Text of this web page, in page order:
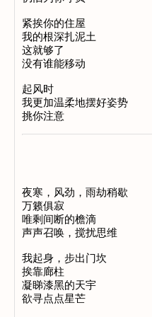
紧挨你的住屋
我的根深扎泥土
这就够了
没有谁能移动
起风时
我更加温柔地摆好姿势
挑你注意
夜寒，风劲，雨劫稍歇
万籁俱寂
唯剩间断的檐滴
声声召唤，搅扰思维
我起身，步出门坎
挨靠廊柱
凝睇漆黑的天宇
欲寻点点星芒